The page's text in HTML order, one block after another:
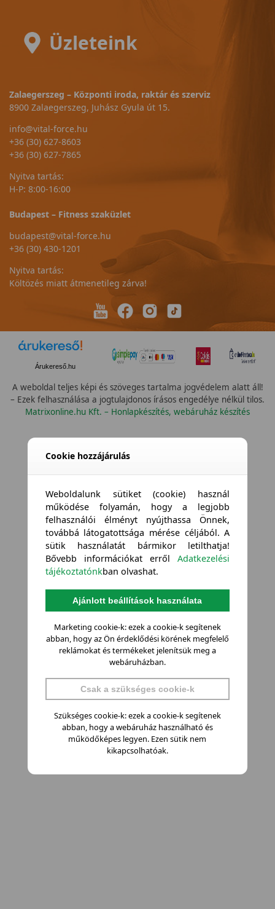
Üzleteink
Zalaegerszeg – Központi iroda, raktár és szerviz
8900 Zalaegerszeg, Juhász Gyula út 15.
info@vital-force.hu
+36 (30) 627-8603
+36 (30) 627-7865
Nyitva tartás:
H-P: 8:00-16:00
Budapest – Fitness szaküzlet
budapest@vital-force.hu
+36 (30) 430-1201
Nyitva tartás:
Költözés miatt átmenetileg zárva!
Árukereső.hu
A weboldal teljes képi és szöveges tartalma jogvédelem alatt áll!
– Ezek felhasználása a jogtulajdonos írásos engedélye nélkül tilos.
Matrixonline.hu Kft. – Honlapkészítés, webáruház készítés
Cookie hozzájárulás
Weboldalunk sütiket (cookie) használ
működése folyamán, hogy a legjobb
felhasználói élményt nyújthassa Önnek,
továbbá látogatottsága mérése céljából. A
sütik használatát bármikor letilthatja!
Bővebb információkat errőlAdatkezelési
tájékoztatónkban olvashat.
Ajánlott beállítások használata
Marketing cookie-k: ezek a cookie-k segítenek
abban, hogy az Ön érdeklődési körének megfelelő
reklámokat és termékeket jelenítsük meg a
webáruházban.
Csak a szükséges cookie-k
Szükséges cookie-k: ezek a cookie-k segítenek
abban, hogy a webáruház használható és
működőképes legyen. Ezen sütik nem
kikapcsolhatóak.